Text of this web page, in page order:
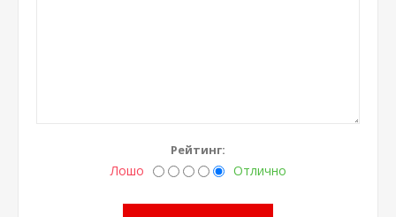
Рейтинг:
Лошо Отлично